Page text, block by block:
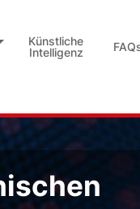
Künstliche
Intelligenz